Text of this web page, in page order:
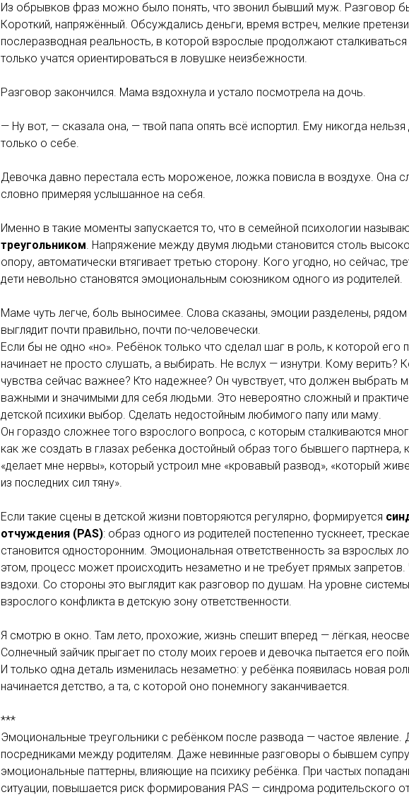
Из обрывков фраз можно было понять, что звонил бывший муж. Разговор
Короткий, напряжённый. Обсуждались деньги, время встреч, мелкие
послеразводная реальность, в которой взрослые продолжают
только учатся ориентироваться в ловушке неизбежности.
Разговор закончился. Мама вздохнула и устало посмотрела на дочь.
— Ну вот, — сказала она, — твой папа опять всё испортил. Ему никогда
только о себе.
Девочка давно перестала есть мороженое, ложка повисла в воздухе. Она
словно примеряя услышанное на себя.
Именно в такие моменты запускается то, что в семейной психологии
треугольником. Напряжение между двумя людьми становится столь
опору, автоматически втягивает третью сторону. Кого угодно, но сейчас,
дети невольно становятся эмоциональным союзником одного из родителей.
Маме чуть легче, боль выносимее. Слова сказаны, эмоции разделены, рядом
выглядит почти правильно, почти по-человечески.
Если бы не одно «но». Ребёнок только что сделал шаг в роль, к которой его
начинает не просто слушать, а выбирать. Не вслух — изнутри. Кому верить?
чувства сейчас важнее? Кто надежнее? Он чувствует, что должен выбрать
важными и значимыми для себя людьми. Это невероятно сложный и
детской психики выбор. Сделать недостойным любимого папу или маму.
Он гораздо сложнее того взрослого вопроса, с которым сталкиваются
как же создать в глазах ребенка достойный образ того бывшего партнера,
«делает мне нервы», который устроил мне «кровавый развод», «который
из последних сил тяну».
Если такие сцены в детской жизни повторяются регулярно, формируется
отчуждения (PAS): образ одного из родителей постепенно тускнеет,
становится односторонним. Эмоциональная ответственность за взрослых
этом, процесс может происходить незаметно и не требует прямых запретов.
вздохи. Со стороны это выглядит как разговор по душам. На уровне
взрослого конфликта в детскую зону ответственности.
Я смотрю в окно. Там лето, прохожие, жизнь спешит вперед — лёгкая,
Солнечный зайчик прыгает по столу моих героев и девочка пытается его
И только одна деталь изменилась незаметно: у ребёнка появилась новая
начинается детство, а та, с которой оно понемногу заканчивается.
***
Эмоциональные треугольники с ребёнком после развода — частое явление.
посредниками между родителям. Даже невинные разговоры о бывшем
эмоциональные паттерны, влияющие на психику ребёнка. При частых
ситуации, повышается риск формирования PAS — синдрома родительского